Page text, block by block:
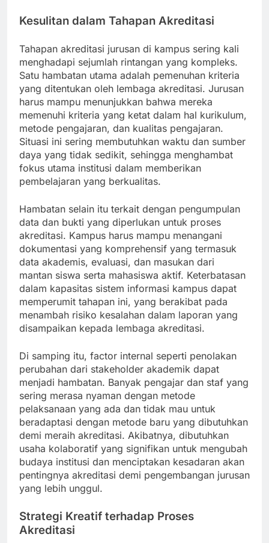
Kesulitan dalam Tahapan Akreditasi
Tahapan akreditasi jurusan di kampus sering kali
menghadapi sejumlah rintangan yang kompleks.
Satu hambatan utama adalah pemenuhan kriteria
yang ditentukan oleh lembaga akreditasi. Jurusan
harus mampu menunjukkan bahwa mereka
memenuhi kriteria yang ketat dalam hal kurikulum,
metode pengajaran, dan kualitas pengajaran.
Situasi ini sering membutuhkan waktu dan sumber
daya yang tidak sedikit, sehingga menghambat
fokus utama institusi dalam memberikan
pembelajaran yang berkualitas.
Hambatan selain itu terkait dengan pengumpulan
data dan bukti yang diperlukan untuk proses
akreditasi. Kampus harus mampu menangani
dokumentasi yang komprehensif yang termasuk
data akademis, evaluasi, dan masukan dari
mantan siswa serta mahasiswa aktif. Keterbatasan
dalam kapasitas sistem informasi kampus dapat
memperumit tahapan ini, yang berakibat pada
menambah risiko kesalahan dalam laporan yang
disampaikan kepada lembaga akreditasi.
Di samping itu, factor internal seperti penolakan
perubahan dari stakeholder akademik dapat
menjadi hambatan. Banyak pengajar dan staf yang
sering merasa nyaman dengan metode
pelaksanaan yang ada dan tidak mau untuk
beradaptasi dengan metode baru yang dibutuhkan
demi meraih akreditasi. Akibatnya, dibutuhkan
usaha kolaboratif yang signifikan untuk mengubah
budaya institusi dan menciptakan kesadaran akan
pentingnya akreditasi demi pengembangan jurusan
yang lebih unggul.
Strategi Kreatif terhadap Proses
Akreditasi